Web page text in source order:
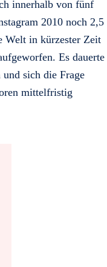
innerhalb von fünf
2010 noch 2,5
Welt in kürzester Zeit
Es dauerte
sich die Frage
mittelfristig